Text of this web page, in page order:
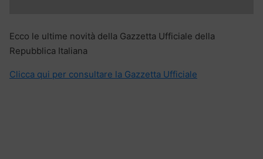
Ecco le ultime novità della Gazzetta Ufficiale della
Repubblica Italiana
Clicca qui per consultare la Gazzetta Ufficiale